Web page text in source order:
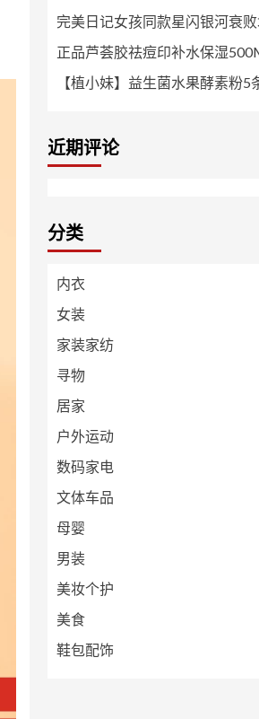
完美日记女孩同款星闪银河衰
正品芦荟胶祛痘印补水保湿
【植小妹】益生菌水果酵素粉5
近期评论
分类
内衣
女装
家装家纺
寻物
居家
户外运动
数码家电
文体车品
母婴
男装
美妆个护
美食
鞋包配饰